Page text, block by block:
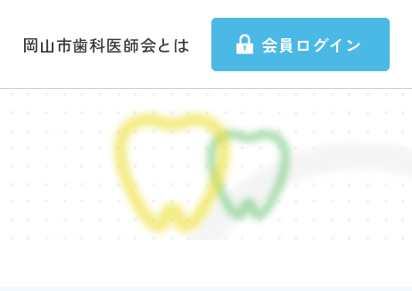
岡山市歯科医師会とは 会員ログイン